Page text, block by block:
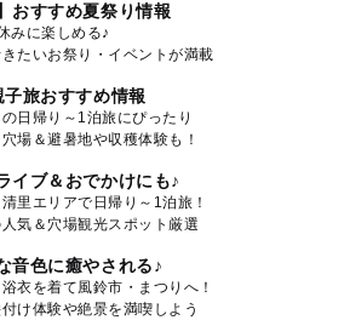
おすすめ夏祭り情報
みに楽しめる♪
たいお祭り・イベントが満載
旅おすすめ情報
日帰り～1泊旅にぴったり
場＆避暑地や収穫体験も！
イブ＆おでかけにも♪
里エリアで日帰り～1泊旅！
気＆穴場観光スポット厳選
音色に癒やされる♪
衣を着て風鈴市・まつりへ！
け体験や絶景を満喫しよう